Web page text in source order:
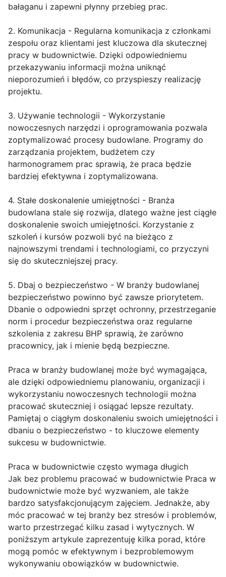
bałaganu i zapewni płynny przebieg prac.
2. Komunikacja - Regularna komunikacja z członkami
zespołu oraz klientami jest kluczowa dla skutecznej
pracy w budownictwie. Dzięki odpowiedniemu
przekazywaniu informacji można uniknąć
nieporozumień i błędów, co przyspieszy realizację
projektu.
3. Używanie technologii - Wykorzystanie
nowoczesnych narzędzi i oprogramowania pozwala
zoptymalizować procesy budowlane. Programy do
zarządzania projektem, budżetem czy
harmonogramem prac sprawią, że praca będzie
bardziej efektywna i zoptymalizowana.
4. Stałe doskonalenie umiejętności - Branża
budowlana stale się rozwija, dlatego ważne jest ciągłe
doskonalenie swoich umiejętności. Korzystanie z
szkoleń i kursów pozwoli być na bieżąco z
najnowszymi trendami i technologiami, co przyczyni
się do skuteczniejszej pracy.
5. Dbaj o bezpieczeństwo - W branży budowlanej
bezpieczeństwo powinno być zawsze priorytetem.
Dbanie o odpowiedni sprzęt ochronny, przestrzeganie
norm i procedur bezpieczeństwa oraz regularne
szkolenia z zakresu BHP sprawią, że zarówno
pracownicy, jak i mienie będą bezpieczne.
Praca w branży budowlanej może być wymagająca,
ale dzięki odpowiedniemu planowaniu, organizacji i
wykorzystaniu nowoczesnych technologii można
pracować skuteczniej i osiągać lepsze rezultaty.
Pamiętaj o ciągłym doskonaleniu swoich umiejętności i
dbaniu o bezpieczeństwo - to kluczowe elementy
sukcesu w budownictwie.
Praca w budownictwie często wymaga długich
Jak bez problemu pracować w budownictwie Praca w
budownictwie może być wyzwaniem, ale także
bardzo satysfakcjonującym zajęciem. Jednakże, aby
móc pracować w tej branży bez stresów i problemów,
warto przestrzegać kilku zasad i wytycznych. W
poniższym artykule zaprezentuję kilka porad, które
mogą pomóc w efektywnym i bezproblemowym
wykonywaniu obowiązków w budownictwie.